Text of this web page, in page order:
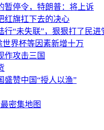
暂停令，特朗普：将上诉
红旗扛下去的决心
“未失联”，狠狠打了民进
界杯等因素新增十万
作攻击三国
盛赞中国“授人以渔”
密集地图